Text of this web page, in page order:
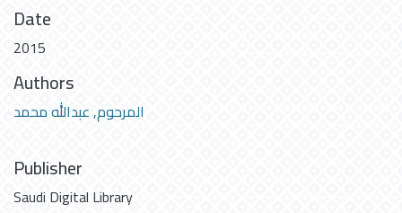
Date
2015
Authors
المرحوم, عبدالله محمد
Publisher
Saudi Digital Library